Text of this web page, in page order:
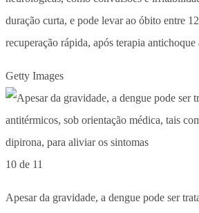
duração curta, e pode levar ao óbito entre
recuperação rápida, após terapia antichoque
Getty Images
10 de 11
Apesar da gravidade, a dengue pode ser